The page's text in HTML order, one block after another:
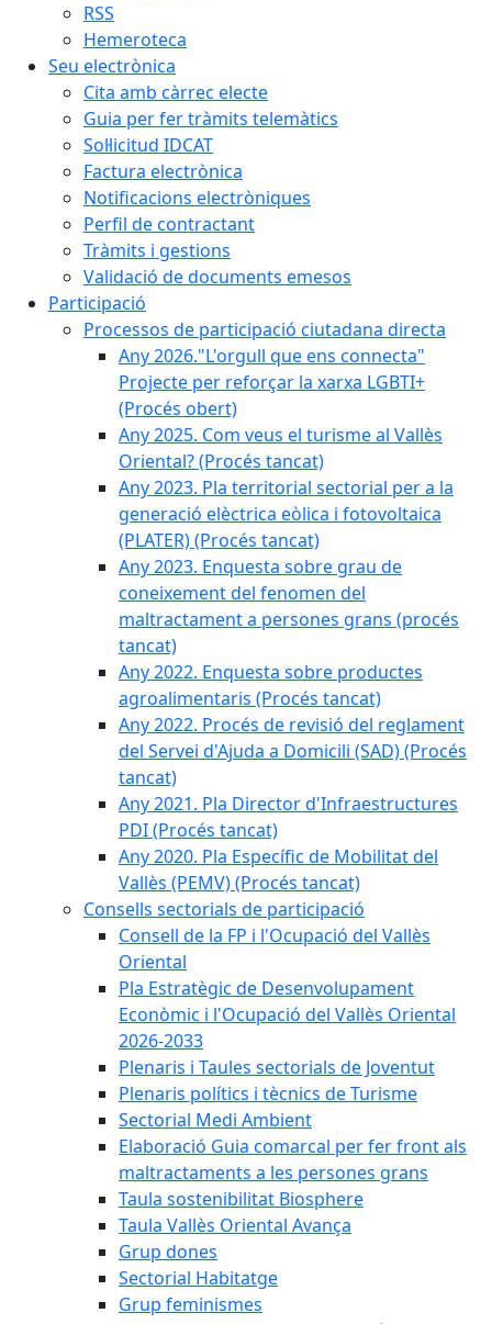
RSS
Hemeroteca
Seu electrònica
Cita amb càrrec electe
Guia per fer tràmits telemàtics
Sol·licitud IDCAT
Factura electrònica
Notificacions electròniques
Perfil de contractant
Tràmits i gestions
Validació de documents emesos
Participació
Processos de participació ciutadana directa
Any 2026."L'orgull que ens connecta"
Projecte per reforçar la xarxa LGBTI+
(Procés obert)
Any 2025. Com veus el turisme al Vallès
Oriental? (Procés tancat)
Any 2023. Pla territorial sectorial per a la
generació elèctrica eòlica i fotovoltaica
(PLATER) (Procés tancat)
Any 2023. Enquesta sobre grau de
coneixement del fenomen del
maltractament a persones grans (procés
tancat)
Any 2022. Enquesta sobre productes
agroalimentaris (Procés tancat)
Any 2022. Procés de revisió del reglament
del Servei d'Ajuda a Domicili (SAD) (Procés
tancat)
Any 2021. Pla Director d'Infraestructures
PDI (Procés tancat)
Any 2020. Pla Específic de Mobilitat del
Vallès (PEMV) (Procés tancat)
Consells sectorials de participació
Consell de la FP i l'Ocupació del Vallès
Oriental
Pla Estratègic de Desenvolupament
Econòmic i l'Ocupació del Vallès Oriental
2026-2033
Plenaris i Taules sectorials de Joventut
Plenaris polítics i tècnics de Turisme
Sectorial Medi Ambient
Elaboració Guia comarcal per fer front als
maltractaments a les persones grans
Taula sostenibilitat Biosphere
Taula Vallès Oriental Avança
Grup dones
Sectorial Habitatge
Grup feminismes